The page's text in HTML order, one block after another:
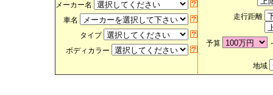
メーカー名
車名
タイプ
ボディカラー
走行距離
予算
地域